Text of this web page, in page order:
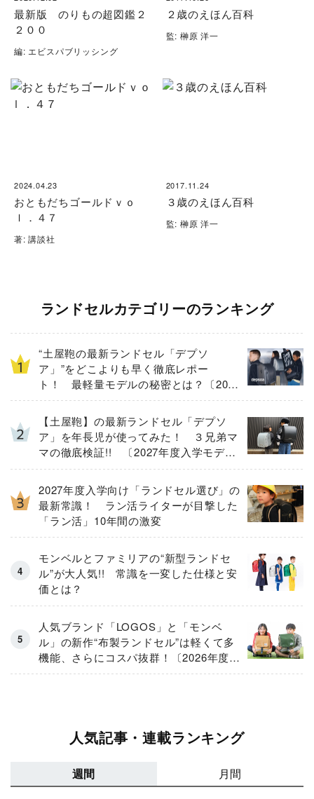
最新版 のりもの超図鑑２
２００
編: エビスパブリッシング
２歳のえほん百科
監: 榊原 洋一
2024.04.23
おともだちゴールドｖｏ
ｌ．４７
著: 講談社
2017.11.24
３歳のえほん百科
監: 榊原 洋一
ランドセルカテゴリーのランキング
“土屋鞄の最新ランドセル「デプソ
ア」”をどこよりも早く徹底レポー
ト！ 最軽量モデルの秘密とは？〔2027
年度入学モデル〕
【土屋鞄】の最新ランドセル「デプソ
ア」を年長児が使ってみた！ ３兄弟マ
マの徹底検証!! 〔2027年度入学モデ
ル〕
2027年度入学向け「ランドセル選び」の
最新常識！ ラン活ライターが目撃した
「ラン活」10年間の激変
モンベルとファミリアの“新型ランドセ
ル”が大人気!! 常識を一変した仕様と安
価とは？
人気ブランド「LOGOS」と「モンベ
ル」の新作“布製ランドセル”は軽くて多
機能、さらにコスパ抜群！〔2026年度モ
デル〕
人気記事・連載ランキング
週間 月間